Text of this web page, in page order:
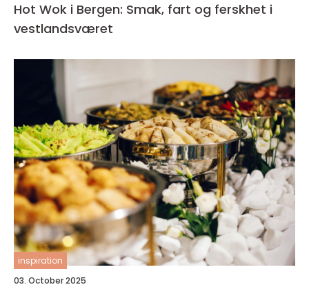
Hot Wok i Bergen: Smak, fart og ferskhet i
vestlandsværet
inspiration
03. October 2025